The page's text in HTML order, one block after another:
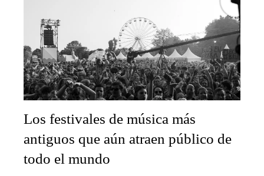
Los festivales de música más
antiguos que aún atraen público de
todo el mundo